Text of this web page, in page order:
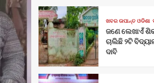
ଖବର ଉପାନ୍ତ ଓଡିଶା
ଜଣେ ଲେଖାଏଁ
ଚାଲିଛି ୨ଟି
ଦାବି